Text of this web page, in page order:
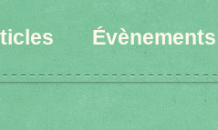
Évènements